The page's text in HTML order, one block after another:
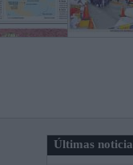
Últimas